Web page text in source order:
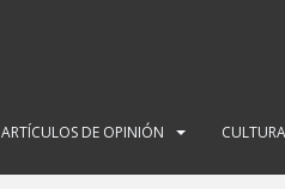
ARTÍCULOS DE OPINIÓN CULTURA